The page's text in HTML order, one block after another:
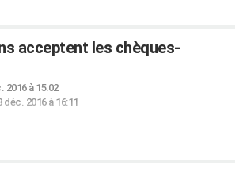
acceptent les chèques-
2016 à 15:02
déc. 2016 à 16:11